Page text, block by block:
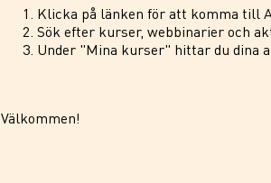
Klicka på länken för att komma till
Sök efter kurser, webbinarier och
Under "Mina kurser" hittar du dina
Välkommen!